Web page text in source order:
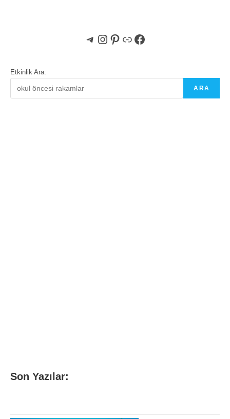
Telegram
Instagram
Pinterest
BağlantıFacebook
Etkinlik Ara:
ARA
Son Yazılar: